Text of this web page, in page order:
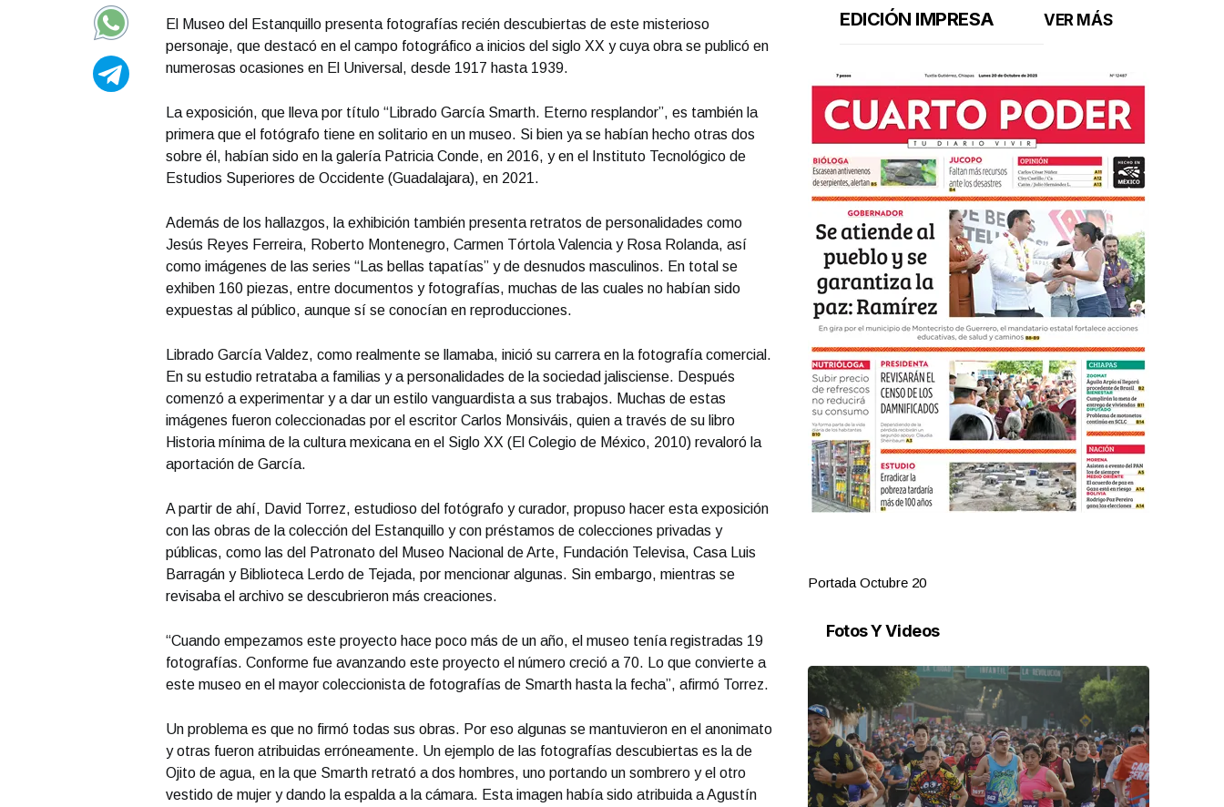
El Museo del Estanquillo presenta fotografías recién descubiertas de este misterioso
personaje, que destacó en el campo fotográfico a inicios del siglo XX y cuya obra se publicó en
numerosas ocasiones en El Universal, desde 1917 hasta 1939.
La exposición, que lleva por título “Librado García Smarth. Eterno resplandor”, es también la
primera que el fotógrafo tiene en solitario en un museo. Si bien ya se habían hecho otras dos
sobre él, habían sido en la galería Patricia Conde, en 2016, y en el Instituto Tecnológico de
Estudios Superiores de Occidente (Guadalajara), en 2021.
Además de los hallazgos, la exhibición también presenta retratos de personalidades como
Jesús Reyes Ferreira, Roberto Montenegro, Carmen Tórtola Valencia y Rosa Rolanda, así
como imágenes de las series “Las bellas tapatías” y de desnudos masculinos. En total se
exhiben 160 piezas, entre documentos y fotografías, muchas de las cuales no habían sido
expuestas al público, aunque sí se conocían en reproducciones.
Librado García Valdez, como realmente se llamaba, inició su carrera en la fotografía comercial.
En su estudio retrataba a familias y a personalidades de la sociedad jalisciense. Después
comenzó a experimentar y a dar un estilo vanguardista a sus trabajos. Muchas de estas
imágenes fueron coleccionadas por el escritor Carlos Monsiváis, quien a través de su libro
Historia mínima de la cultura mexicana en el Siglo XX (El Colegio de México, 2010) revaloró la
aportación de García.
A partir de ahí, David Torrez, estudioso del fotógrafo y curador, propuso hacer esta exposición
con las obras de la colección del Estanquillo y con préstamos de colecciones privadas y
públicas, como las del Patronato del Museo Nacional de Arte, Fundación Televisa, Casa Luis
Barragán y Biblioteca Lerdo de Tejada, por mencionar algunas. Sin embargo, mientras se
revisaba el archivo se descubrieron más creaciones.
“Cuando empezamos este proyecto hace poco más de un año, el museo tenía registradas 19
fotografías. Conforme fue avanzando este proyecto el número creció a 70. Lo que convierte a
este museo en el mayor coleccionista de fotografías de Smarth hasta la fecha”, afirmó Torrez.
Un problema es que no firmó todas sus obras. Por eso algunas se mantuvieron en el anonimato
y otras fueron atribuidas erróneamente. Un ejemplo de las fotografías descubiertas es la de
Ojito de agua, en la que Smarth retrató a dos hombres, uno portando un sombrero y el otro
vestido de mujer y dando la espalda a la cámara. Esta imagen había sido atribuida a Agustín
EDICIÓN IMPRESA VER MÁS
Portada Octubre 17 Portada Octubre 20
Fotos Y Videos